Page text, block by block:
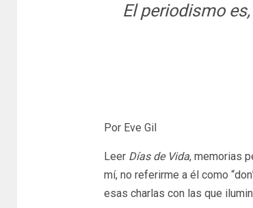
El periodismo
Por Eve Gil
Leer Días de Vida, memorias
mí, no referirme a él como
esas charlas con las que